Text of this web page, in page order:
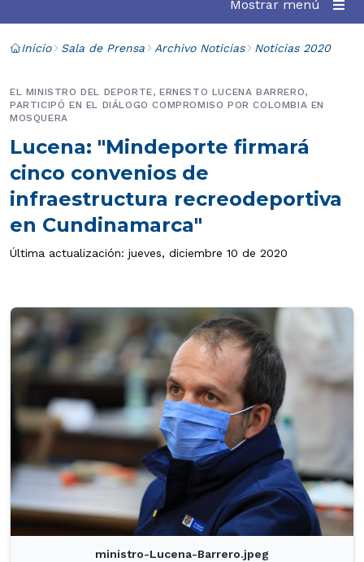
Mostrar menú
Inicio Sala de Prensa Archivo Noticias Noticias 2020
Lucena: "Mindeporte firmará
cinco convenios de
infraestructura recreodeportiva
en Cundinamarca"
EL MINISTRO DEL DEPORTE, ERNESTO LUCENA BARRERO,
PARTICIPÓ EN EL DIÁLOGO COMPROMISO POR COLOMBIA EN
MOSQUERA
Última actualización: jueves, diciembre 10 de 2020
ministro-Lucena-Barrero.jpeg